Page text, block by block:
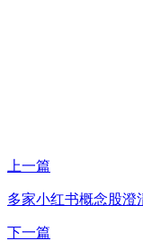
上一篇
多家小红书概念股澄
下一篇